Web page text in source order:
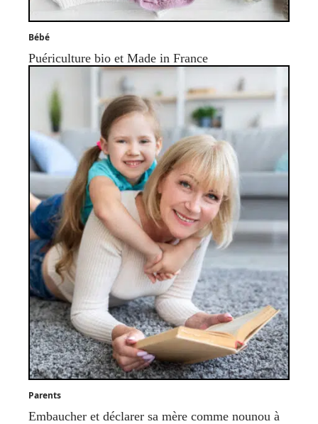
Bébé
Puériculture bio et Made in France
Parents
Embaucher et déclarer sa mère comme nounou à